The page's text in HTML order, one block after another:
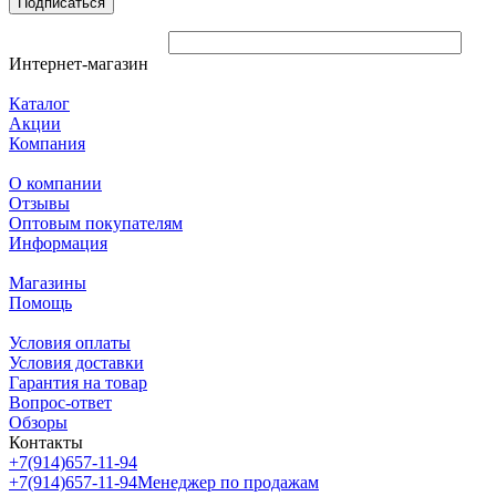
Интернет-магазин
Каталог
Акции
Компания
О компании
Отзывы
Оптовым покупателям
Информация
Магазины
Помощь
Условия оплаты
Условия доставки
Гарантия на товар
Вопрос-ответ
Обзоры
Контакты
+7(914)657-11-94
+7(914)657-11-94Менеджер по продажам